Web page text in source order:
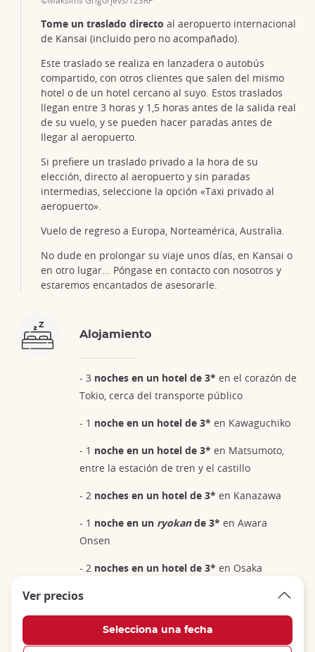
Tome un traslado directo al aeropuerto internacional
de Kansai (incluido pero no acompañado).
Este traslado se realiza en lanzadera o autobús
compartido, con otros clientes que salen del mismo
hotel o de un hotel cercano al suyo. Estos traslados
llegan entre 3 horas y 1,5 horas antes de la salida real
de su vuelo, y se pueden hacer paradas antes de
llegar al aeropuerto.
Si prefiere un traslado privado a la hora de su
elección, directo al aeropuerto y sin paradas
intermedias, seleccione la opción «Taxi privado al
aeropuerto».
Vuelo de regreso a Europa, Norteamérica, Australia.
No dude en prolongar su viaje unos días, en Kansai o
en otro lugar... Póngase en contacto con nosotros y
estaremos encantados de asesorarle.
Alojamiento
- 3 noches en un hotel de 3* en el corazón de
Tokio, cerca del transporte público
- 1 noche en un hotel de 3* en Kawaguchiko
- 1 noche en un hotel de 3* en Matsumoto,
entre la estación de tren y el castillo
- 2 noches en un hotel de 3* en Kanazawa
- 1 noche en un ryokande 3* en Awara
Onsen
- 2 noches en un hotel de 3* en Osaka
- 1
en el monte
Koya
en el corazón de
Ver precios